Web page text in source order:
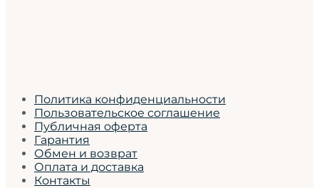
Политика конфиденциальности
Пользовательское соглашение
Публичная оферта
Гарантия
Обмен и возврат
Оплата и доставка
Контакты